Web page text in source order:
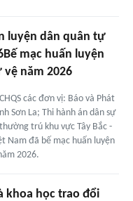
luyện dân quân tự
mạc huấn luyện
năm 2026
các đơn vị: Báo và Phát
Sơn La; Thi hành án dân sự
trú khu vực Tây Bắc -
Nam đã bế mạc huấn luyện
2026.
khoa học trao đổi